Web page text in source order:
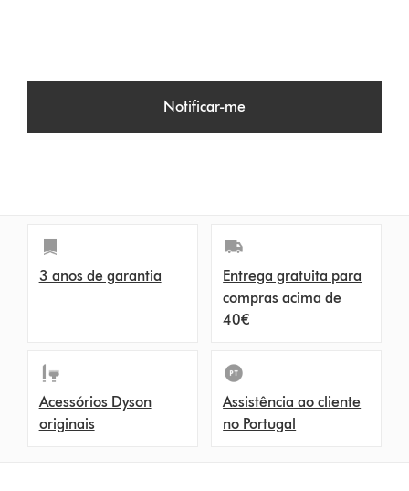
Notificar-me
3 anos de garantia
Entrega gratuita para
compras acima de
40€
Acessórios Dyson
originais
Assistência ao cliente
no Portugal